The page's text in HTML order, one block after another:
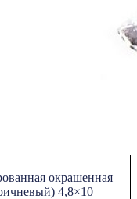
окрашенная
4,8×10